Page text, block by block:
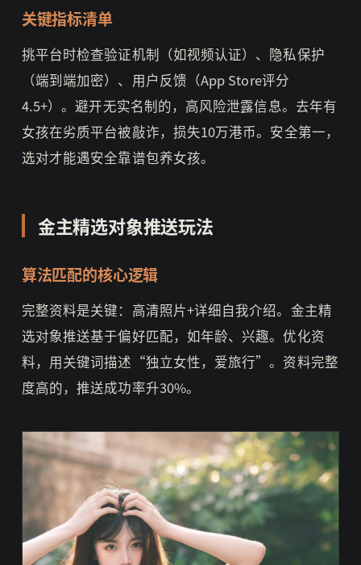
关键指标清单
挑平台时检查验证机制（如视频认证）、隐私保护
（端到端加密）、用户反馈（App Store评分
4.5+）。避开无实名制的，高风险泄露信息。去年有
女孩在劣质平台被敲诈，损失10万港币。安全第一，
选对才能遇安全靠谱包养女孩。
金主精选对象推送玩法
算法匹配的核心逻辑
完整资料是关键：高清照片+详细自我介绍。金主精
选对象推送基于偏好匹配，如年龄、兴趣。优化资
料，用关键词描述“独立女性，爱旅行”。资料完整
度高的，推送成功率升30%。